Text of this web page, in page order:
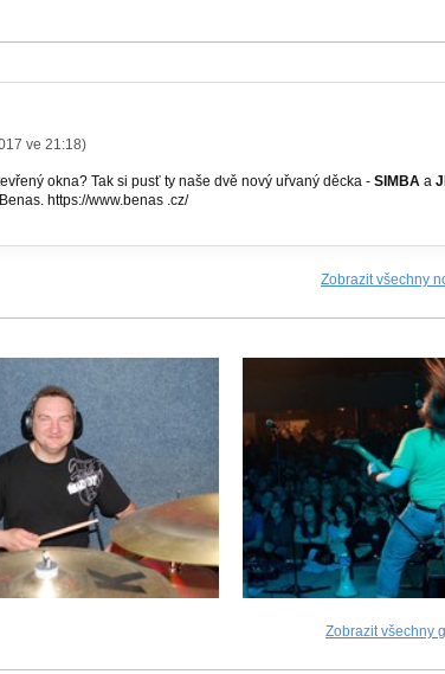
ve 21:18)
okna? Tak si pusť ty naše dvě nový uřvaný děcka - SIMBA a
https://www.benas .cz/
Zobrazit všechny
Zobrazit všechny